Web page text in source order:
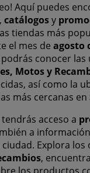
Aquí puedes
, catálogosy
tiendas más
el mes de agosto
conocer las
Motos y
así como la
más cercanas en
acceso a
a
Explora los
,